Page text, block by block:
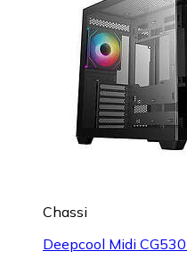
Chassi
Deepcool Midi